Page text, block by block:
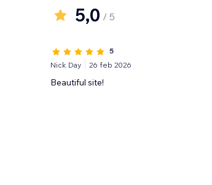
5,0 / 5
5
Nick Day
26 feb 2026
Beautiful site!